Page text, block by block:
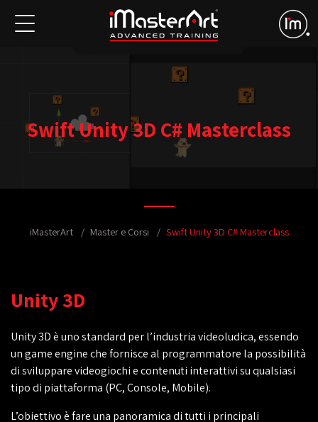
Swift Unity 3D C# Masterclass
iMasterArt Master e Corsi Swift Unity 3D C# Masterclass
Unity 3D
Unity 3D è uno standard per l’industria videoludica, essendo
un game engine che fornisce al programmatore la possibilità
di sviluppare videogiochi e contenuti interattivi su qualsiasi
tipo di piattaforma (PC, Console, Mobile).
L’obiettivo è fare una panoramica di tutti i principali